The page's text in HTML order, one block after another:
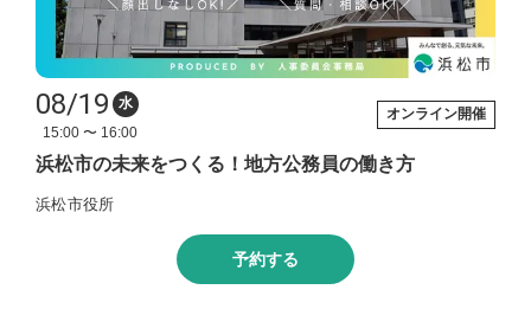
08/19
水
15:00 〜 16:00
オンライン開催
浜松市の未来をつくる！地方公務員の働き方
浜松市役所
予約する